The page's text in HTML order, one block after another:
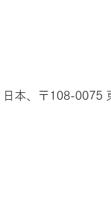
日本、〒108-0075